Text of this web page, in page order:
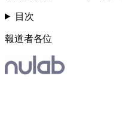
目次
報道者各位